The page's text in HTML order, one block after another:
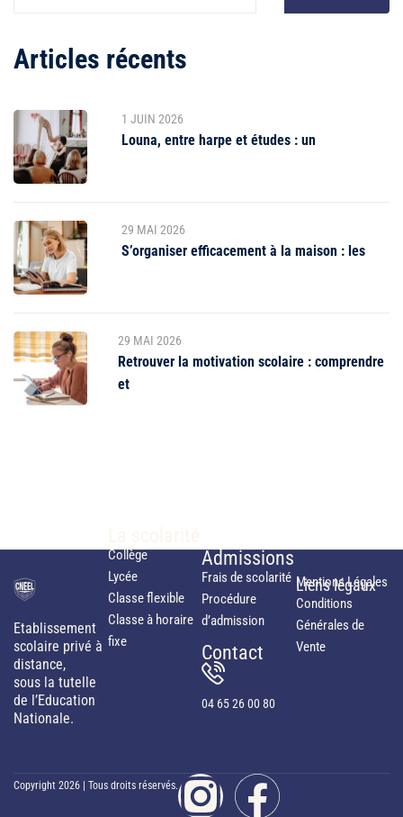
Articles récents
1 JUIN 2026
Louna, entre harpe et études : un
29 MAI 2026
S’organiser efficacement à la maison : les
29 MAI 2026
Retrouver la motivation scolaire : comprendre
et
Etablissement
scolaire privé à
distance,
sous la tutelle
de l’Education
Nationale.
Collège
Lycée
Classe flexible
Classe à horaire
fixe
Admissions
Frais de scolarité
Procédure
d’admission
Contact
04 65 26 00 80
Liens légaux
Mentions Légales
Conditions
Générales de
Vente
Copyright 2026 | Tous droits réservés.